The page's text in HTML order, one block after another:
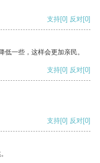
支持[0] 反对[0]
一些，这样会更加亲民。
支持[0] 反对[0]
支持[0] 反对[0]